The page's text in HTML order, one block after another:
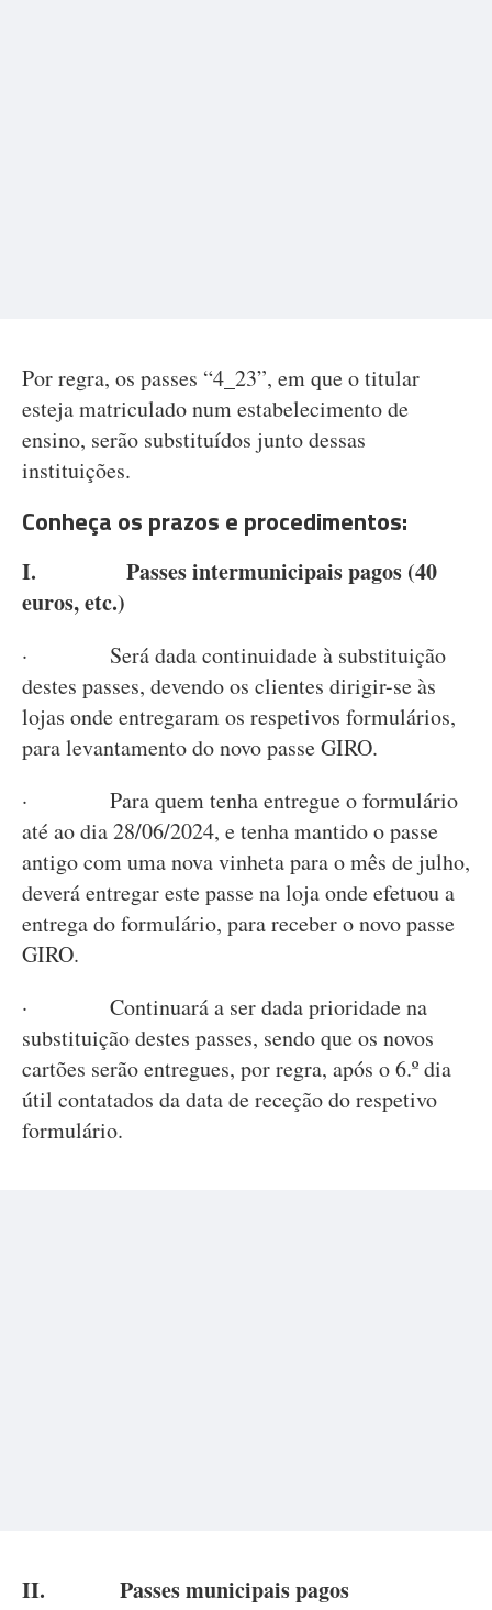
Por regra, os passes “4_23”, em que o titular
esteja matriculado num estabelecimento de
ensino, serão substituídos junto dessas
instituições.
Conheça os prazos e procedimentos:
I. Passes intermunicipais pagos (40
euros,etc.)
· Será dada continuidade à substituição
destes passes, devendo os clientes dirigir-se às
lojas onde entregaram os respetivos formulários,
para levantamento do novo passe GIRO.
· Para quem tenha entregue o formulário
até ao dia 28/06/2024, e tenha mantido o passe
antigo com uma nova vinheta para o mês de julho,
deverá entregar este passe na loja onde efetuou a
entrega do formulário, para receber o novo passe
GIRO.
· Continuará a ser dada prioridade na
substituição destes passes, sendo que os novos
cartões serão entregues, por regra, após o 6.º dia
útil contatados da data de receção do respetivo
formulário.
II. Passes municipais pagos